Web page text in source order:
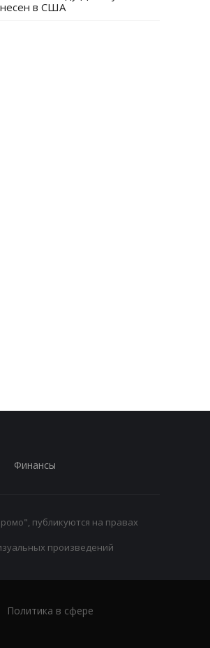
в США
Финансы
публикуются на правах
произведений
Политика в сфере